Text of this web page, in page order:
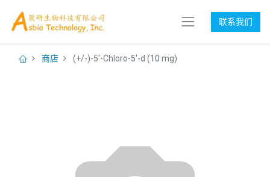
联系我们
商店 (+/-)-5'-Chloro-5'-d (10 mg)